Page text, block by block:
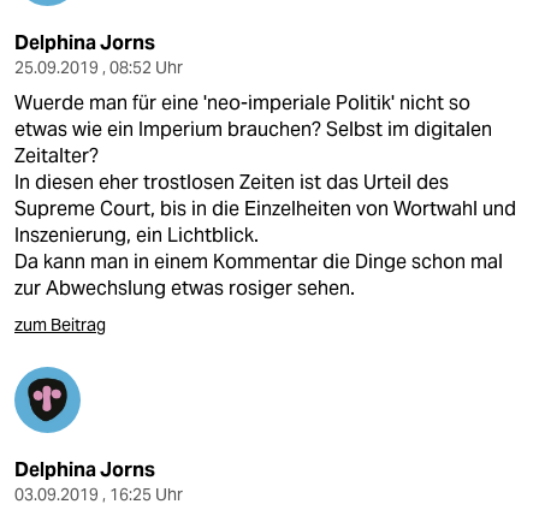
Delphina Jorns
25.09.2019 , 08:52 Uhr
Wuerde man für eine 'neo-imperiale Politik' nicht so
etwas wie ein Imperium brauchen? Selbst im digitalen
Zeitalter?
In diesen eher trostlosen Zeiten ist das Urteil des
Supreme Court, bis in die Einzelheiten von Wortwahl und
Inszenierung, ein Lichtblick.
Da kann man in einem Kommentar die Dinge schon mal
zur Abwechslung etwas rosiger sehen.
zum Beitrag
Delphina Jorns
03.09.2019 , 16:25 Uhr